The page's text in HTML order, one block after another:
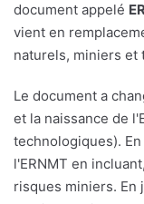
document appelé
vient en
naturels, miniers et
Le document a
et la naissance de
technologiques).
l'ERNMT en
risques miniers. En